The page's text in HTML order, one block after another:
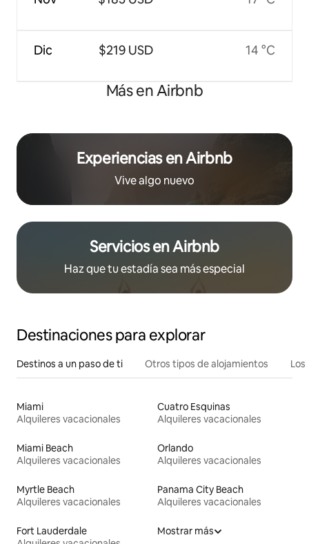
Dic $219 USD 14 °C
Más en Airbnb
Experiencias en Airbnb
Vive algo nuevo
Servicios en Airbnb
Haz que tu estadía sea más especial
Destinaciones para explorar
Destinos a un paso de ti Otros tipos de alojamientos
Miami
Alquileres vacacionales
Cuatro Esquinas
Alquileres vacacionales
Miami Beach
Alquileres vacacionales
Orlando
Alquileres vacacionales
Myrtle Beach
Alquileres vacacionales
Panama City Beach
Alquileres vacacionales
Fort Lauderdale
Mostrar más